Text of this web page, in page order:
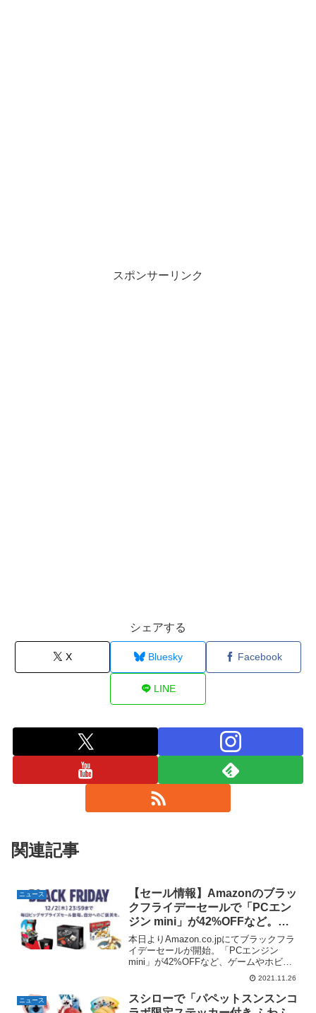
スポンサーリンク
シェアする
X Bluesky Facebook
LINE
関連記事
ニュース
【セール情報】Amazonのブラッ
クフライデーセールで「PCエン
ジン mini」が42%OFFなど。気
になるゲーム・ホビー系商品ピッ
クアップ。
本日よりAmazon.co.jpにてブラックフラ
イデーセールが開始。「PCエンジン
mini」が42%OFFなど、ゲームやホビー
商品の激安販売も始まってます！気にな
るアイテムピックアップしておきます。
※ブラックフライデーセールの他、同期
間開...
2021.11.26
ニュース
スシローで「パペットスンスンコ